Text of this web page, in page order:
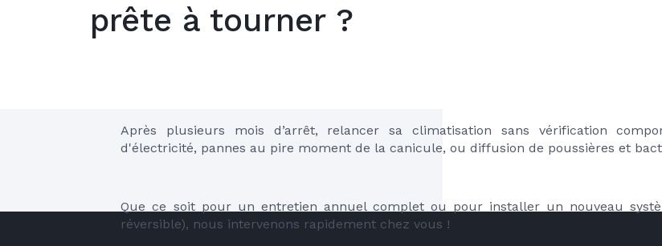
prête à tourner ?
Après plusieurs mois d’arrêt, relancer sa climatisation sans vérification
d'électricité, pannes au pire moment de la canicule, ou diffusion de poussières et
Que ce soit pour un entretien annuel complet ou pour installer un nouveau
réversible), nous intervenons rapidement chez vous !